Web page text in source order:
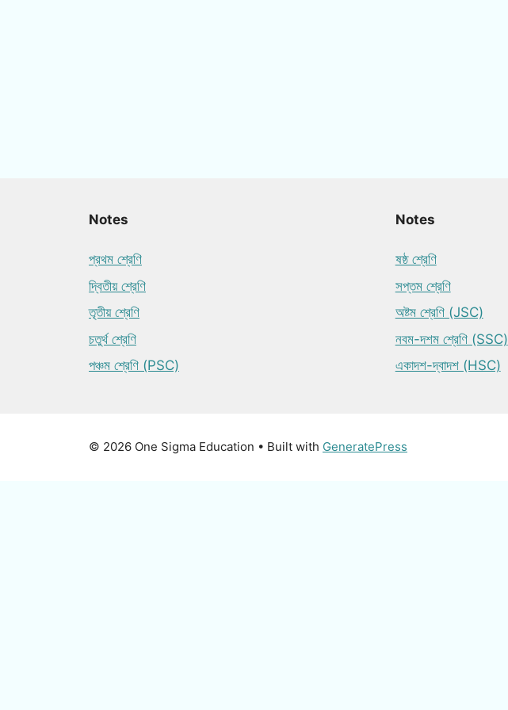
Notes
প্রথম শ্রেণি
দ্বিতীয় শ্রেণি
তৃতীয় শ্রেণি
চতুর্থ শ্রেণি
পঞ্চম শ্রেণি (PSC)
Notes
ষষ্ঠ শ্রেণি
সপ্তম শ্রেণি
অষ্টম শ্রেণি (JSC)
নবম-দশম শ্রেণি (SSC)
একাদশ-দ্বাদশ (HSC)
© 2026 One Sigma Education • Built with GeneratePress